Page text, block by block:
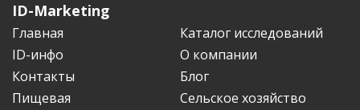
ID-Marketing
Главная
Каталог исследований
ID-инфо
О компании
Контакты
Блог
Пищевая
Сельское хозяйство